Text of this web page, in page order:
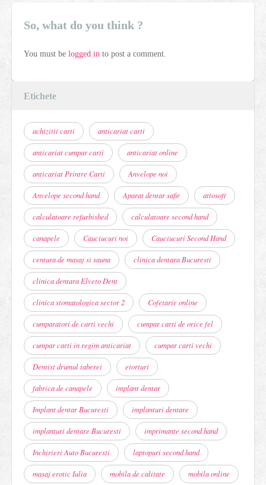
So, what do you think ?
You must be logged in to post a comment.
Etichete
achizitii carti anticariat carti
anticariat cumpar carti anticariat online
anticariat Printre Carti Anvelope noi
Anvelope second hand Aparat dentar safir attosoft
calculatoare refurbished calculatoare second hand
canapele Cauciucuri noi Cauciucuri Second Hand
centura de masaj si sauna clinica dentara Bucuresti
clinica dentara Elveto Dent
clinica stomatologica sector 2 Cofetarie online
cumparatori de carti vechi cumpar carti de orice fel
cumpar carti in regim anticariat cumpar carti vechi
Dentist drumul taberei etorturi
fabrica de canapele implant dentar
Implant dentar Bucuresti implanturi dentare
implanturi dentare Bucuresti imprimante second hand
Inchirieri Auto Bucuresti laptopuri second hand
masaj erotic Iulia mobila de calitate mobila online